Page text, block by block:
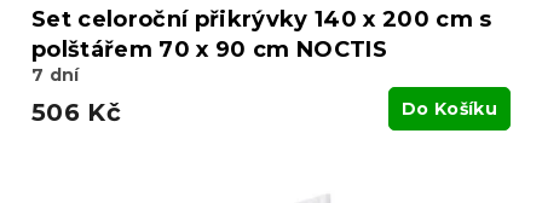
Set celoroční přikrývky 140 x 200 cm s
polštářem 70 x 90 cm NOCTIS
7 dní
506 Kč Do Košíku